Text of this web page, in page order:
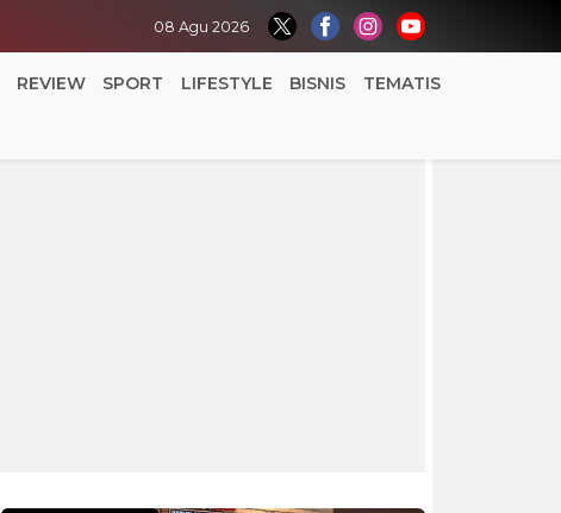
08 Agu 2026
REVIEW SPORT LIFESTYLE BISNIS TEMATIS